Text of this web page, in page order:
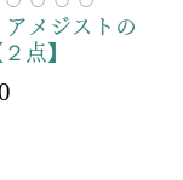
メジストの
点】